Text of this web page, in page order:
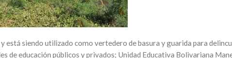
siendo utilizado como vertedero de basura y guarida para
de educación públicos y privados; Unidad Educativa Bolivariana